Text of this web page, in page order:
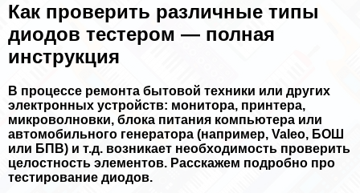
Как проверить различные типы
диодов тестером — полная
инструкция
В процессе ремонта бытовой техники или других
электронных устройств: монитора, принтера,
микроволновки, блока питания компьютера или
автомобильного генератора (например, Valeo, БОШ
или БПВ) и т.д. возникает необходимость проверить
целостность элементов. Расскажем подробно про
тестирование диодов.